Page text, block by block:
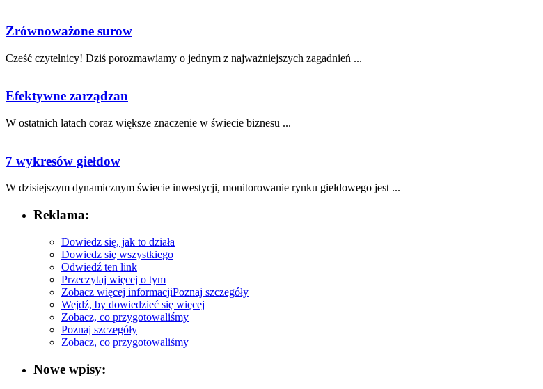
Zrównoważone surow
Cześć czytelnicy! Dziś ​porozmawiamy o jednym⁢ z ‌najważniejszych​ zagadnień ...
Efektywne zarządzan
W ostatnich latach coraz większe znaczenie w świecie biznesu ...
7 wykresów giełdow
W dzisiejszym dynamicznym świecie inwestycji,⁤ monitorowanie rynku giełdowego jest ...
Reklama:
Dowiedz się, jak to działa
Dowiedz się wszystkiego
Odwiedź ten link
Przeczytaj więcej o tym
Zobacz więcej informacjiPoznaj szczegóły
Wejdź, by dowiedzieć się więcej
Zobacz, co przygotowaliśmy
Poznaj szczegóły
Zobacz, co przygotowaliśmy
Nowe wpisy: